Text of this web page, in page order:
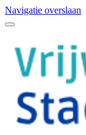
Navigatie overslaan